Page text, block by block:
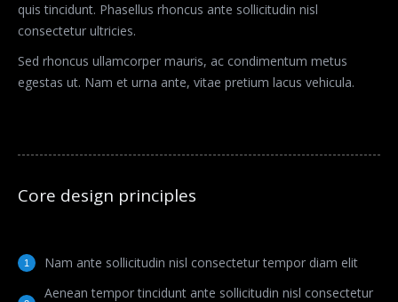
quis tincidunt. Phasellus rhoncus ante sollicitudin nisl
consectetur ultricies.
Sed rhoncus ullamcorper mauris, ac condimentum metus
egestas ut. Nam et urna ante, vitae pretium lacus vehicula.
Core design principles
Nam ante sollicitudin nisl consectetur tempor diam elit
Aenean tempor tincidunt ante sollicitudin nisl consectetur